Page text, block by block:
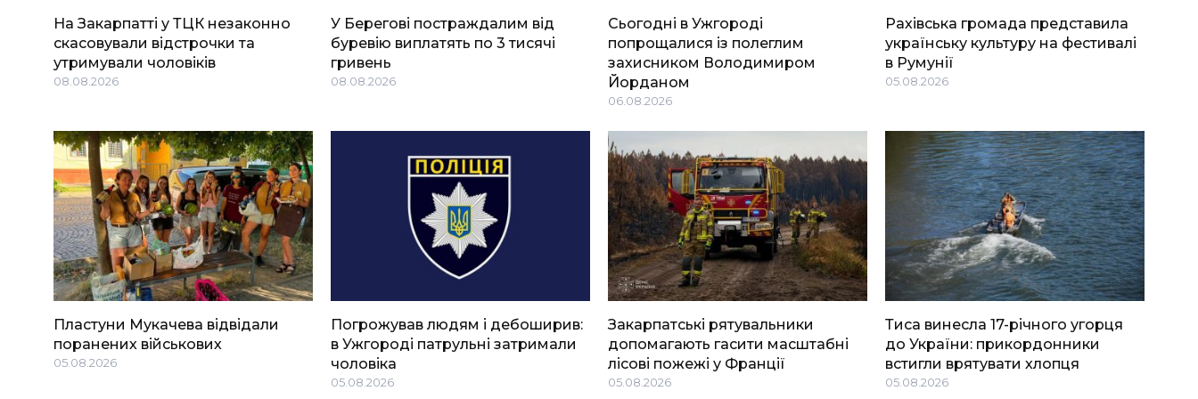
На Закарпатті у ТЦК незаконно
скасовували відстрочки та
утримували чоловіків
08.08.2026
У Берегові постраждалим від
буревію виплатять по 3 тисячі
гривень
08.08.2026
Сьогодні в Ужгороді
попрощалися із полеглим
захисником Володимиром
Йорданом
06.08.2026
Рахівська громада представила
українську культуру на фестивалі
в Румунії
05.08.2026
Пластуни Мукачева відвідали
поранених військових
05.08.2026
Погрожував людям і дебоширив:
в Ужгороді патрульні затримали
чоловіка
05.08.2026
Закарпатські рятувальники
допомагають гасити масштабні
лісові пожежі у Франції
05.08.2026
Тиса винесла 17-річного угорця
до України: прикордонники
встигли врятувати хлопця
05.08.2026